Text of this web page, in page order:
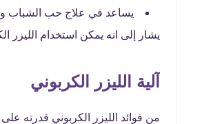
يساعد في علاج حب الشباب
يشار إلى انه يمكن استخدام
آلية الليزر الكربوني
من فوائد الليزر الكربوني قدرته